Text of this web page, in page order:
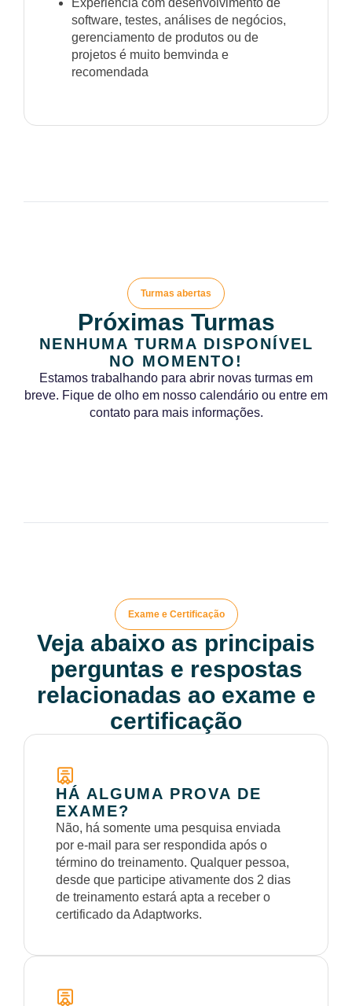
Experiência com desenvolvimento de
software, testes, análises de negócios,
gerenciamento de produtos ou de
projetos é muito bemvinda e
recomendada
Turmas abertas
Próximas Turmas
NENHUMA TURMA DISPONÍVEL
NO MOMENTO!
Estamos trabalhando para abrir novas turmas em
breve. Fique de olho em nosso calendário ou entre em
contato para mais informações.
Exame e Certificação
Veja abaixo as principais
perguntas e respostas
relacionadas ao exame e
certificação
HÁ ALGUMA PROVA DE
EXAME?
Não, há somente uma pesquisa enviada
por e-mail para ser respondida após o
término do treinamento. Qualquer pessoa,
desde que participe ativamente dos 2 dias
de treinamento estará apta a receber o
certificado da Adaptworks.